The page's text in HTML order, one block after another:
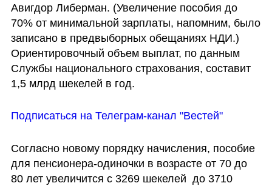
Авигдор Либерман. (Увеличение пособия до
70% от минимальной зарплаты, напомним, было
записано в предвыборных обещаниях НДИ.)
Ориентировочный объем выплат, по данным
Службы национального страхования, составит
1,5 млрд шекелей в год.
Подписаться на Телеграм-канал "Вестей"
Согласно новому порядку начисления, пособие
для пенсионера-одиночки в возрасте от 70 до
80 лет увеличится с 3269 шекелей  до 3710